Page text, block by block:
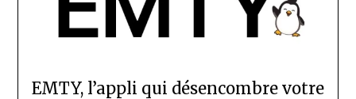
EMTY, l’appli qui désencombre votre